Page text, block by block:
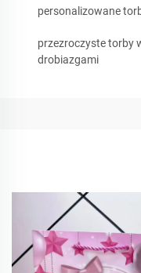
personalizowane
przezroczyste torby
drobiazgami